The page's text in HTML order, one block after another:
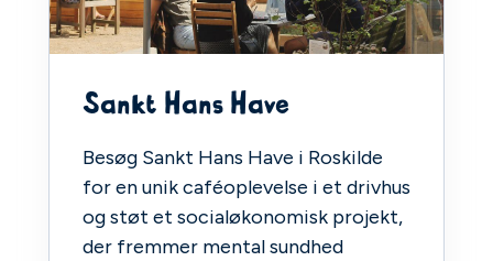
Sankt Hans Have
Besøg Sankt Hans Have i Roskilde
for en unik caféoplevelse i et drivhus
og støt et socialøkonomisk projekt,
der fremmer mental sundhed